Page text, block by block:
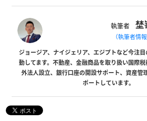
執筆者 埜
（執筆者情
ジョージア、ナイジェリア、エジプトなど今注
動してます。不動産、金融商品を取り扱い国際
外法人設立、銀行口座の開設サポート、資産管
ポートしています。